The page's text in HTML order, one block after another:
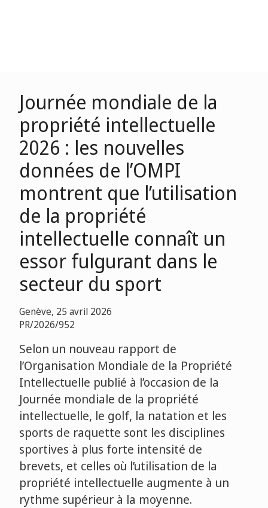
Journée mondiale de la
propriété intellectuelle
2026 : les nouvelles
données de l’OMPI
montrent que l’utilisation
de la propriété
intellectuelle connaît un
essor fulgurant dans le
secteur du sport
Genève, 25 avril 2026
PR/2026/952
Selon un nouveau rapport de
l’Organisation Mondiale de la Propriété
Intellectuelle publié à l’occasion de la
Journée mondiale de la propriété
intellectuelle, le golf, la natation et les
sports de raquette sont les disciplines
sportives à plus forte intensité de
brevets, et celles où l’utilisation de la
propriété intellectuelle augmente à un
rythme supérieur à la moyenne.